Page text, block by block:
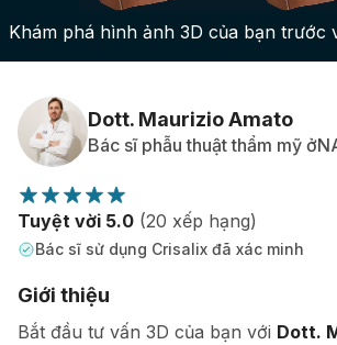
Gói
Đánh giá của bệnh nhân
Khám phá hình ảnh 3D của bạn trước
Dott. Maurizio Amato
Bác sĩ phẫu thuật thẩm mỹ
Tuyệt vời 5.0 (20 xếp hạng)
Bác sĩ sử dụng Crisalix đã xác minh
Giới thiệu
Bắt đầu tư vấn 3D của bạn với Dott.